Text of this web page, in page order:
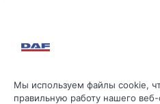
Мы используем файлы cookie,
правильную работу нашего веб-